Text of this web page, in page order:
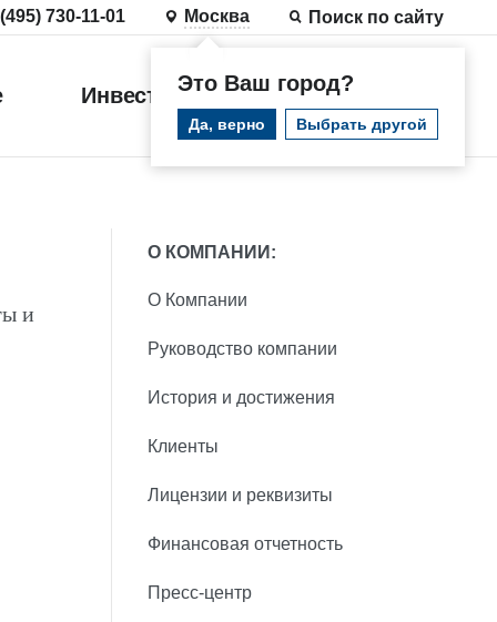
730-11-01 Москва
Это Ваш город?
Да, верно Выбрать другой
Поиск по сайту
Инвестиции
и
О КОМПАНИИ:
О Компании
Руководство компании
История и достижения
Клиенты
Лицензии и реквизиты
Финансовая отчетность
Пресс-центр